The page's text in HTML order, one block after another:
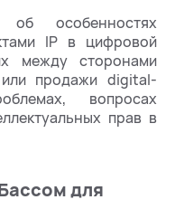
особенностях
IP в цифровой
между сторонами
продажи digital-
вопросах
прав в
для